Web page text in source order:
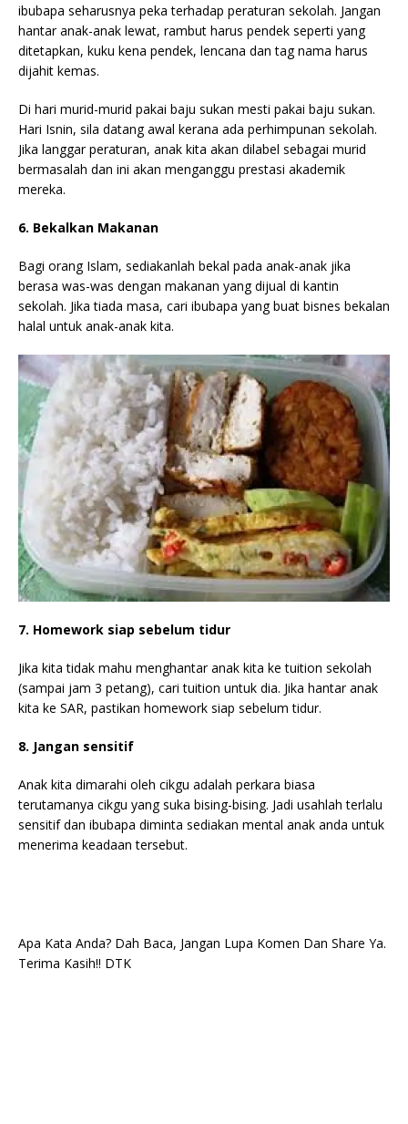
ibubapa seharusnya peka terhadap peraturan sekolah. Jangan
hantar anak-anak lewat, rambut harus pendek seperti yang
ditetapkan, kuku kena pendek, lencana dan tag nama harus
dijahit kemas.
Di hari murid-murid pakai baju sukan mesti pakai baju sukan.
Hari Isnin, sila datang awal kerana ada perhimpunan sekolah.
Jika langgar peraturan, anak kita akan dilabel sebagai murid
bermasalah dan ini akan menganggu prestasi akademik
mereka.
6. Bekalkan Makanan
Bagi orang Islam, sediakanlah bekal pada anak-anak jika
berasa was-was dengan makanan yang dijual di kantin
sekolah. Jika tiada masa, cari ibubapa yang buat bisnes bekalan
halal untuk anak-anak kita.
7. Homework siap sebelum tidur
Jika kita tidak mahu menghantar anak kita ke tuition sekolah
(sampai jam 3 petang), cari tuition untuk dia. Jika hantar anak
kita ke SAR, pastikan homework siap sebelum tidur.
8. Jangan sensitif
Anak kita dimarahi oleh cikgu adalah perkara biasa
terutamanya cikgu yang suka bising-bising. Jadi usahlah terlalu
sensitif dan ibubapa diminta sediakan mental anak anda untuk
menerima keadaan tersebut.
Apa Kata Anda? Dah Baca, Jangan Lupa Komen Dan Share Ya.
Terima Kasih!! DTK